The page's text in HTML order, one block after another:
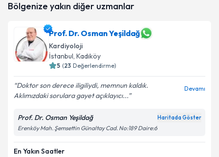
oluşturun. Size bu uzmandan randevu almanız için bir
E-posta Adresiniz
Kişisel verilerimin işlenmesine ilişkin
Aydınlatma
Metni'ni okudum ve kişisel verilerimin belirtilen
Takvim Talebini Gönder
Bölgenize yakın diğer uzmanlar
Prof. Dr. Osman Yeşildağ
Kardiyoloji
İstanbul, Kadıköy
5 (23 Değerlendirme)
Doktor son derece iligiliydi, memnun kaldık.
Aklımızdaki sorulara gayet açıklayıcı...
Devamı
Prof. Dr. Osman Yeşildağ Haritada Göster
Erenköy Mah. Şemsettin Günaltay Cad. No:189 Daire:6
En Yakın Saatler